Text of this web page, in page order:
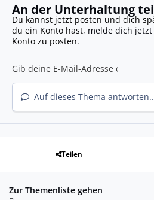
An der Unterhaltung
Du kannst jetzt posten und dich
du ein Konto hast, melde dich jetzt
Konto zu posten.
Auf dieses Thema
Teilen
Zur Themenliste gehen